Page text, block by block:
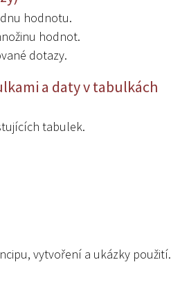
hodnotu.
hodnot.
dotazy.
a daty v tabulkách
tabulek.
vytvoření a ukázky použití.